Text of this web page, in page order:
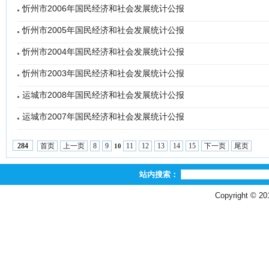
忻州市2006年国民经济和社会发展统计公报
忻州市2005年国民经济和社会发展统计公报
忻州市2004年国民经济和社会发展统计公报
忻州市2003年国民经济和社会发展统计公报
运城市2008年国民经济和社会发展统计公报
运城市2007年国民经济和社会发展统计公报
284 首页 上一页 8 9 10 11 12 13 14 15 下一页 尾页
站内搜索：
Copyright ©